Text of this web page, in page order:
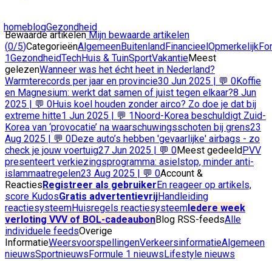
homeblogGezondheid
Bewaarde artikelenMijn bewaarde artikelen
(0/5)CategorieënAlgemeenBuitenland Financieel Opmerkelijk
1GezondheidTechHuis & TuinSportVakantieMeest
gelezenWanneer was het écht heet in Nederland?
Warmterecords per jaar en provincie30 Jun 2025 | 💬 0Koffie
en Magnesium: werkt dat samen of juist tegen elkaar?8 Jun
2025 | 💬 0Huis koel houden zonder airco? Zo doe je dat bij
extreme hitte1 Jun 2025 | 💬 1 Noord-Korea beschuldigt Zuid-
Korea van ‘provocatie’ na waarschuwingsschoten bij grens23
Aug 2025 | 💬 0Deze auto’s hebben 'gevaarlijke' airbags - zo
check je jouw voertuig27 Jun 2025 | 💬 0Meest gedeeld PVV
presenteert verkiezingsprogramma: asielstop, minder anti-
islammaatregelen23 Aug 2025 | 💬 0Account &
Reacties Registreer als gebruiker En reageer op artikels,
score KudosGratis advertentievrijHandleiding
reactiesysteemHuisregels reactiesysteem Iedere week
verloting VVV of BOL-cadeaubonBlog RSS-feedsAlle
individuele feedsOverige
InformatieWeersvoorspellingenVerkeersinformatieAlgemeen
nieuwsSportnieuws Formule 1 nieuws Lifestyle nieuws